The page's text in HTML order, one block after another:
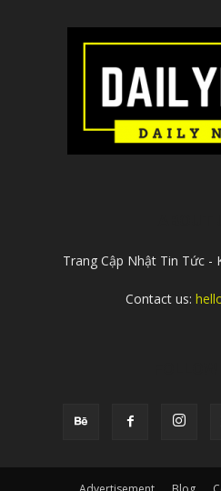
Trang Cập Nhật Tin Tức -
Contact us: